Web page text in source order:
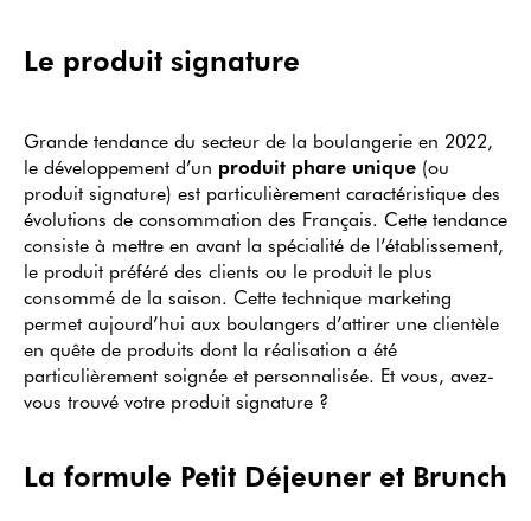
Le produit signature
Grande tendance du secteur de la boulangerie en 2022,
le développement d’un produit phare unique (ou
produit signature) est particulièrement caractéristique des
évolutions de consommation des Français. Cette tendance
consiste à mettre en avant la spécialité de l’établissement,
le produit préféré des clients ou le produit le plus
consommé de la saison. Cette technique marketing
permet aujourd’hui aux boulangers d’attirer une clientèle
en quête de produits dont la réalisation a été
particulièrement soignée et personnalisée. Et vous, avez-
vous trouvé votre produit signature ?
La formule Petit Déjeuner et Brunch